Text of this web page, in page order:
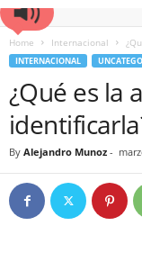
Home Internacional
INTERNACIONAL
¿Qué es la
By Alejandro Munoz -